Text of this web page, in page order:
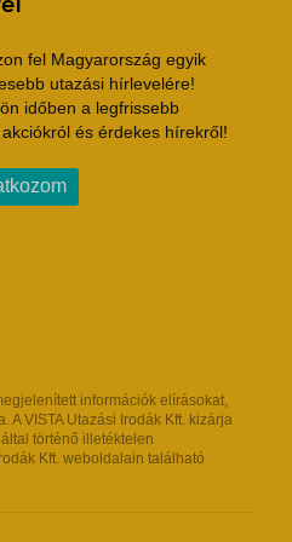
fel Magyarország egyik
utazási hírlevelére!
időben a legfrissebb
és érdekes hírekről!
információk elírásokat,
VISTA Utazási Irodák Kft. kizárja
történő illetéktelen
Kft. weboldalain található